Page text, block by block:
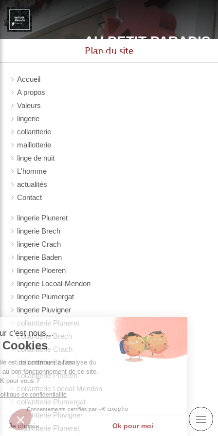
AU PETIT PARADIS
LINGERIE / COLLANTERIE / maillotterie. à Auray et
Plan du site
Accueil
A propos
Valeurs
lingerie
collantterie
maillotterie
linge de nuit
L'homme
actualités
Contact
lingerie Pluneret
lingerie Brech
lingerie Crach
lingerie Baden
lingerie Ploeren
lingerie Locoal-Mendon
lingerie Plumergat
lingerie Pluvigner
collantterie Pluneret
collantterie Brech
collantterie Crach
collantterie Baden
collantterie Ploeren
collantterie Locoal-Mendon
collantterie Plumergat
collantterie Pluvigner
maillotterie Pluneret
c'est nous...
Cookies
rôle est de contribuer à l'analyse du
et au bon fonctionnement de ce site.
OK pour vous ?
la politique de confidentialité
Consentements certifiés par
Je choisis Ok pour moi